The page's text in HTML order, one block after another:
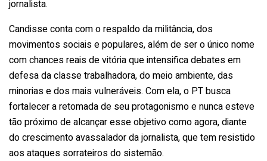
jornalista.
Candisse conta com o respaldo da militância, dos
movimentos sociais e populares, além de ser o único nome
com chances reais de vitória que intensifica debates em
defesa da classe trabalhadora, do meio ambiente, das
minorias e dos mais vulneráveis. Com ela, o PT busca
fortalecer a retomada de seu protagonismo e nunca esteve
tão próximo de alcançar esse objetivo como agora, diante
do crescimento avassalador da jornalista, que tem resistido
aos ataques sorrateiros do sistemão.